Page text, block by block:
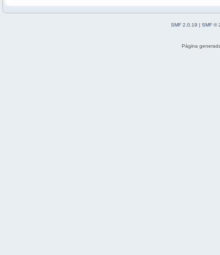
SMF 2.0.19 | SMF ©
Página